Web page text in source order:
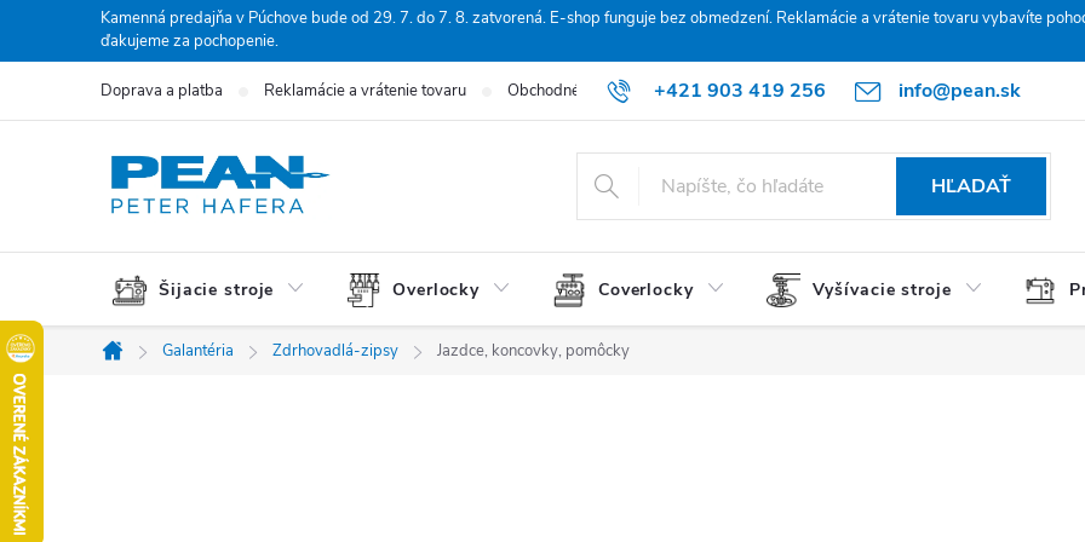
Kamenná predajňa v Púchove bude od 29. 7. do 7. 8. zatvorená. E‑shop funguje bez obmedzení. Reklamácie a vrátenie tovaru vybavíte
ďakujeme za pochopenie.
+421 903 419 256 info@pean.sk
Doprava a platba Reklamácie a vrátenie tovaru Obchodné podmienky Podmienky ochrany osobných údajov O nás
HĽADAŤ
Šijacie stroje Overlocky Coverlocky Vyšívacie stroje
Domov
Galantéria Zdrhovadlá-zipsy Jazdce, koncovky, pomôcky